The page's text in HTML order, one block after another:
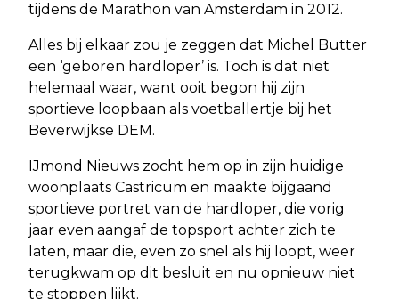
tijdens de Marathon van Amsterdam in 2012.
Alles bij elkaar zou je zeggen dat Michel Butter
een ‘geboren hardloper’ is. Toch is dat niet
helemaal waar, want ooit begon hij zijn
sportieve loopbaan als voetballertje bij het
Beverwijkse DEM.
IJmond Nieuws zocht hem op in zijn huidige
woonplaats Castricum en maakte bijgaand
sportieve portret van de hardloper, die vorig
jaar even aangaf de topsport achter zich te
laten, maar die, even zo snel als hij loopt, weer
terugkwam op dit besluit en nu opnieuw niet
te stoppen lijkt.